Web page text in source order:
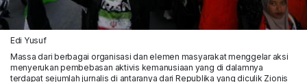
Edi Yusuf
Massa dari berbagai organisasi dan elemen masyarakat menggelar aksi
menyerukan pembebasan aktivis kemanusiaan yang di dalamnya
terdapat sejumlah jurnalis di antaranya dari Republika yang diculik Zionis